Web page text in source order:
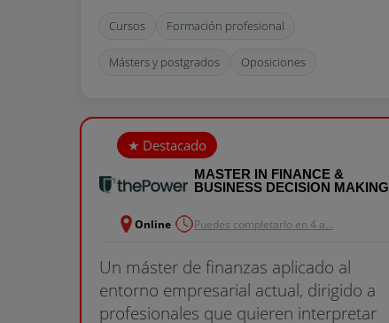
Cursos Formación profesional
Másters y postgrados Oposiciones
MASTER IN FINANCE &
BUSINESS DECISION MAKING
Online Puedes completarlo en 4 a...
Un máster de finanzas aplicado al
entorno empresarial actual, dirigido a
profesionales que quieren interpretar